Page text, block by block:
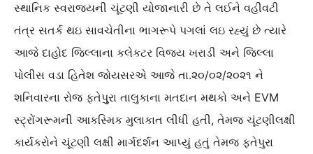
સ્થાનિક સ્વરાજ્યની ચૂંટણી યોજાનારી છે તે લઈને વહીવટી
તંત્ર સતર્ક થઇ સાવચેતીના ભાગરૂપે પગલાં લઇ રહ્યું છે ત્યારે
આજે દાહોદ જિલ્લાના કલેકટર વિજય ખરાડી અને જિલ્લા
પોલીસ વડા હિતેશ જોયસરએ આજે તા.૨૦/૦૨/૨૦૨૧ ને
શનિવારના રોજ ફતેપુુરા તાલુકાના મતદાન મથકો અને EVM
સ્ટ્રોંગરૂમની આકસ્મિક મુલાકાત લીધી હતી, તેમજ ચૂંટણીલક્ષી
કાર્યકરોને ચૂંટણી લક્ષી માર્ગદર્શન આપ્યું હતું તેમજ ફતેપુરા